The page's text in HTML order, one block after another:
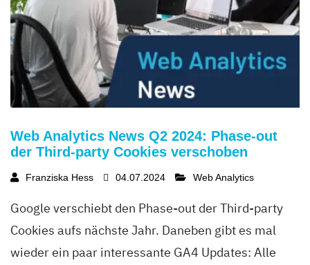
Web Analytics News Q2 2024: Phase-out
der Third-party Cookies verschoben
Franziska Hess 04.07.2024 Web Analytics
Google verschiebt den Phase-out der Third-party
Cookies aufs nächste Jahr. Daneben gibt es mal
wieder ein paar interessante GA4 Updates: Alle